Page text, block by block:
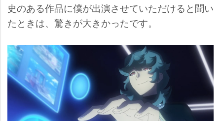
史のある作品に僕が出演させていただけると聞い
たときは、驚きが大きかったです。